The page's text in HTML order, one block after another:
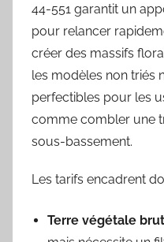
44-551 garantit un
pour relancer
créer des massifs
les modèles non triés
perfectibles pour les
comme combler une
sous-bassement.
Les tarifs encadrent
Terre végétale